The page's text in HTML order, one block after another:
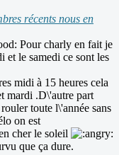
récents nous en
Pour charly en fait je
et le samedi ce sont les
midi à 15 heures cela
mardi .D\'autre part
toute l\'année sans
on est
cher le soleil
que ça dure.